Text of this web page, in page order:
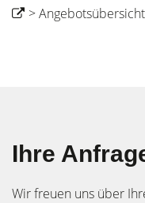
> Angebotsübersicht
Ihre
Wir freuen uns über